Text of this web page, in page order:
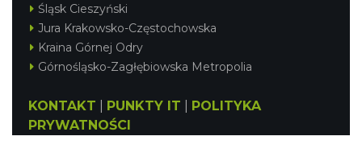
Śląsk Cieszyński
Jura Krakowsko-Częstochowska
Kraina Górnej Odry
Górnośląsko-Zagłębiowska Metropolia
KONTAKT PUNKTY IT
POLITYKA
PRYWATNOŚCI